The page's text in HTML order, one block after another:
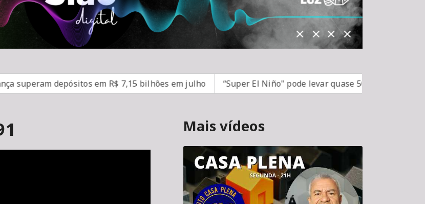
depósitos em R$ 7,15 bilhões em julho “Super El Niño" pode levar quase 50 milhões de
Mais vídeos